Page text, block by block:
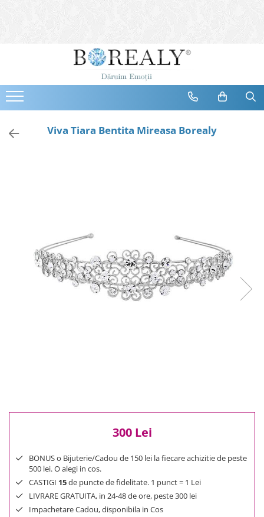
Bijuterii
Cercei
Bratari
Coliere
Bijuterii Mirese
Selectii
Reduceri
300 Lei - 500 Lei
Viva Tiara Bentita Mireasa Borealy
300 Lei
BONUS o Bijuterie/Cadou de 150 lei la fiecare achizitie de peste
500 lei. O alegi in cos.
CASTIGI 15de puncte de fidelitate. 1 punct = 1 Lei
LIVRARE GRATUITA, in 24-48 de ore, peste 300 lei
Impachetare Cadou, disponibila in Cos